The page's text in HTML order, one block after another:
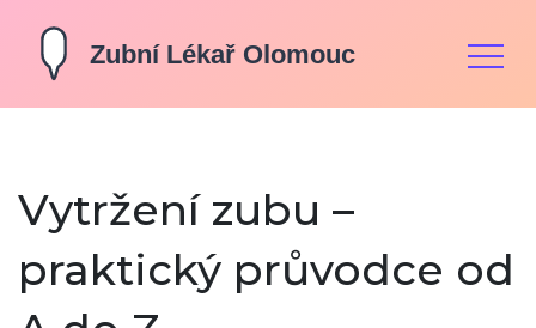
Vytržení zubu –
praktický průvodce od